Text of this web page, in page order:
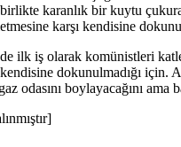
karanlık bir kuytu
karşı kendisine
ilk iş olarak komünistleri
dokunulmadığı
odasını boylayacağını